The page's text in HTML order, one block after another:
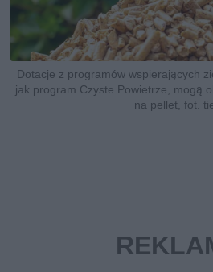
Dotacje z programów wspierających
jak program Czyste Powietrze, mogą
na pellet, fot.